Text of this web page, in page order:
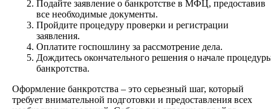
Подайте заявление о банкротстве в МФЦ, предоставив
все необходимые документы.
Пройдите процедуру проверки и регистрации
заявления.
Оплатите госпошлину за рассмотрение дела.
Дождитесь окончательного решения о начале
банкротства.
Оформление банкротства – это серьезный шаг, который
требует внимательной подготовки и предоставления всех